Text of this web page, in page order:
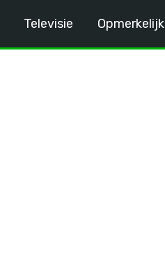
Televisie Opmerkelijk